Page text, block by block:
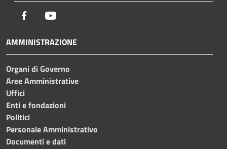
Facebook
AMMINISTRAZIONE
Organi di Governo
Aree Amministrative
Uffici
Enti e fondazioni
Politici
Personale Amministrativo
Documenti e dati